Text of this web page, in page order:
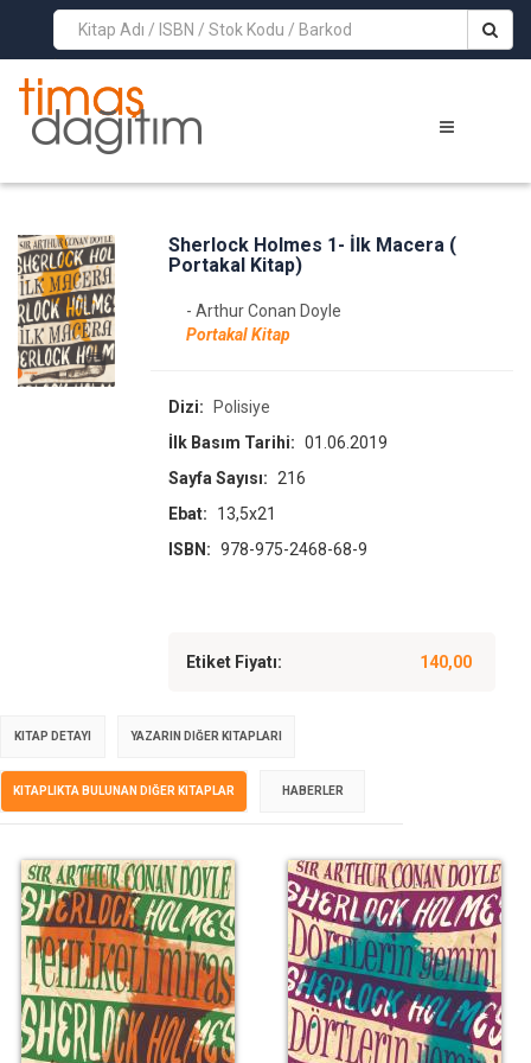
>
Sherlock Holmes 1- İlk Macera (
Portakal Kitap)
- Arthur Conan Doyle
Portakal Kitap
Dizi:
Polisiye
İlk Basım Tarihi: 01.06.2019
Sayfa Sayısı:
216
Ebat:
13,5x21
ISBN: 978-975-2468-68-9
Etiket Fiyatı: 140,00
KITAP DETAYI YAZARIN DIĞER KITAPLARI
KITAPLIKTA BULUNAN DIĞER KITAPLAR HABERLER